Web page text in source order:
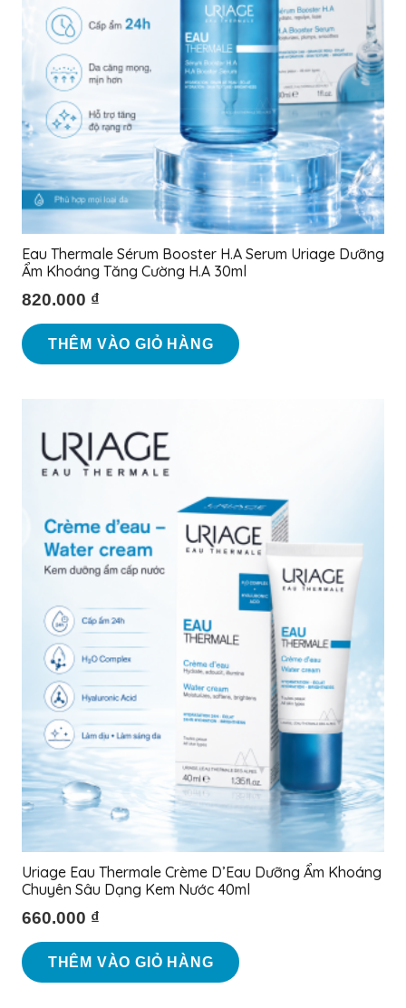
Eau Thermale Sérum Booster H.A Serum Uriage Dưỡng
Ẩm Khoáng Tăng Cường H.A 30ml
820.000 ₫
THÊM VÀO GIỎ HÀNG
Uriage Eau Thermale Crème D’Eau Dưỡng Ẩm Khoáng
Chuyên Sâu Dạng Kem Nước 40ml
660.000 ₫
THÊM VÀO GIỎ HÀNG